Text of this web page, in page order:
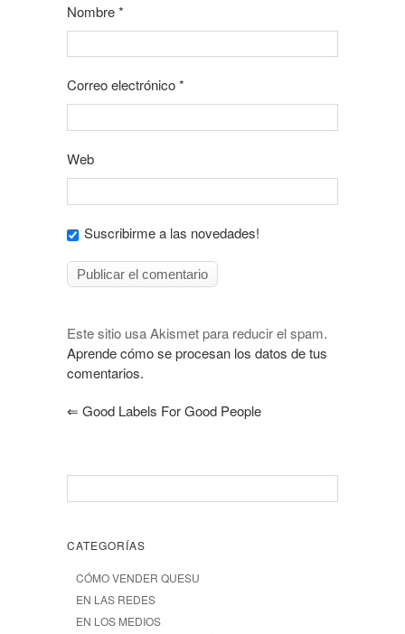
Nombre*
Correo electrónico*
Web
Suscribirme a las novedades!
Este sitio usa Akismet para reducir el spam.
Aprende cómo se procesan los datos de tus
comentarios.
⇐ Good Labels For Good People
CATEGORÍAS
CÓMO VENDER QUESU
EN LAS REDES
EN LOS MEDIOS